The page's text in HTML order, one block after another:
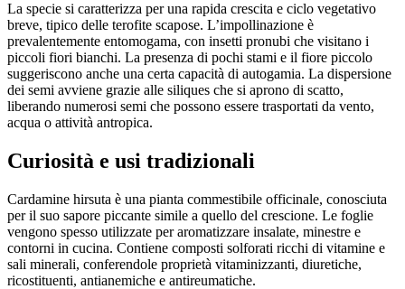
La specie si caratterizza per una rapida crescita e ciclo vegetativo
breve, tipico delle terofite scapose. L’impollinazione è
prevalentemente entomogama, con insetti pronubi che visitano i
piccoli fiori bianchi. La presenza di pochi stami e il fiore piccolo
suggeriscono anche una certa capacità di autogamia. La dispersione
dei semi avviene grazie alle siliques che si aprono di scatto,
liberando numerosi semi che possono essere trasportati da vento,
acqua o attività antropica.
Curiosità e usi tradizionali
Cardamine hirsuta è una pianta commestibile officinale, conosciuta
per il suo sapore piccante simile a quello del crescione. Le foglie
vengono spesso utilizzate per aromatizzare insalate, minestre e
contorni in cucina. Contiene composti solforati ricchi di vitamine e
sali minerali, conferendole proprietà vitaminizzanti, diuretiche,
ricostituenti, antianemiche e antireumatiche.